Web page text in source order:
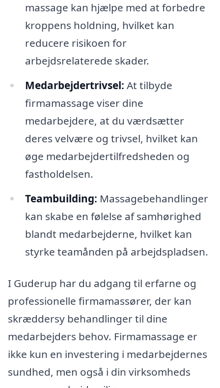
massage kan hjælpe med at forbedre
kroppens holdning, hvilket kan
reducere risikoen for
arbejdsrelaterede skader.
Medarbejdertrivsel: At tilbyde
firmamassage viser dine
medarbejdere, at du værdsætter
deres velvære og trivsel, hvilket kan
øge medarbejdertilfredsheden og
fastholdelsen.
Teambuilding: Massagebehandlinger
kan skabe en følelse af samhørighed
blandt medarbejderne, hvilket kan
styrke teamånden på arbejdspladsen.
I Guderup har du adgang til erfarne og
professionelle firmamassører, der kan
skræddersy behandlinger til dine
medarbejders behov. Firmamassage er
ikke kun en investering i medarbejdernes
sundhed, men også i din virksomheds